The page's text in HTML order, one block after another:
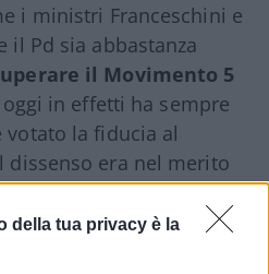
della tua privacy è la
i ministri Franceschini e
il Pd sia abbastanza
il Movimento 5
in effetti ha sempre
votato la fiducia al
dissenso era nel merito